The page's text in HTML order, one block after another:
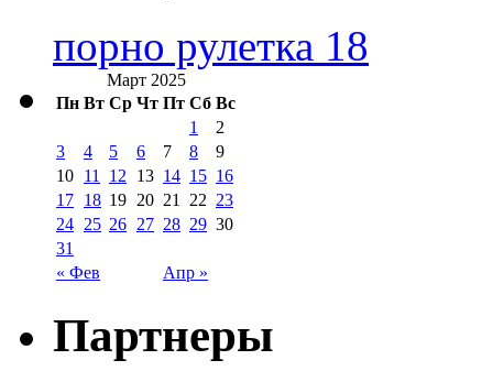
порно рулетка 18
Март 2025
Пн Вт Ср Чт Пт Сб Вс
« Фев Апр »
1
2
3
4 5 6 7 8
9
10 11 12 13 14 15 16
17 18 19 20 21 22 23
24 25 26 27 28 29 30
31
Партнеры